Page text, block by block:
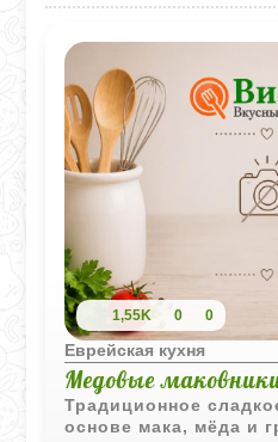
1,55K 0 0
Еврейская кухня
Медовые
Традиционное
основе мака, мёда и